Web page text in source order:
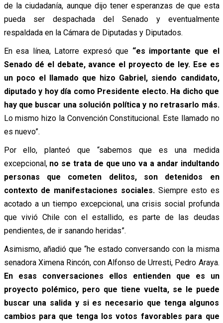
de la ciudadanía, aunque dijo tener esperanzas de que esta
pueda ser despachada del Senado y eventualmente
respaldada en la Cámara de Diputadas y Diputados.
En esa línea, Latorre expresó que “es importante que el
Senado dé el debate, avance el proyecto de ley. Ese es
un poco el llamado que hizo Gabriel, siendo candidato,
diputado y hoy día como Presidente electo. Ha dicho que
hay que buscar una solución política y no retrasarlo más.
Lo mismo hizo la Convención Constitucional. Este llamado no
es nuevo”.
Por ello, planteó que “sabemos que es una medida
excepcional, no se trata de que uno va a andar indultando
personas que cometen delitos, son detenidos en
contexto de manifestaciones sociales. Siempre esto es
acotado a un tiempo excepcional, una crisis social profunda
que vivió Chile con el estallido, es parte de las deudas
pendientes, de ir sanando heridas”.
Asimismo, añadió que “he estado conversando con la misma
senadora Ximena Rincón, con Alfonso de Urresti, Pedro Araya.
En esas conversaciones ellos entienden que es un
proyecto polémico, pero que tiene vuelta, se le puede
buscar una salida y si es necesario que tenga algunos
cambios para que tenga los votos favorables para que